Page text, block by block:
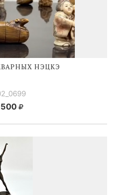
НЭЦКЭ